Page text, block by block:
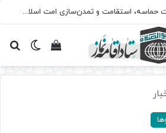
سروده‌ «اربعین»؛ روایت حماسه، استقامت و تمدن‌سازی امت اسلامی
تغییرمشاهده